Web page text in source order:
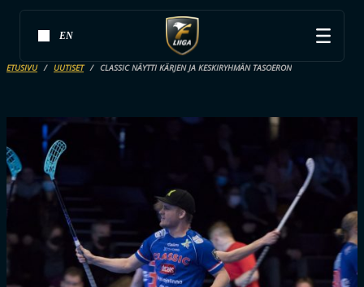
EN
ETUSIVU UUTISET CLASSIC NÄYTTI KÄRJEN JA KESKIRYHMÄN TASOERON